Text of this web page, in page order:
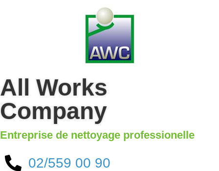
All Works
Company
Entreprise de nettoyage professionelle
02/559 00 90